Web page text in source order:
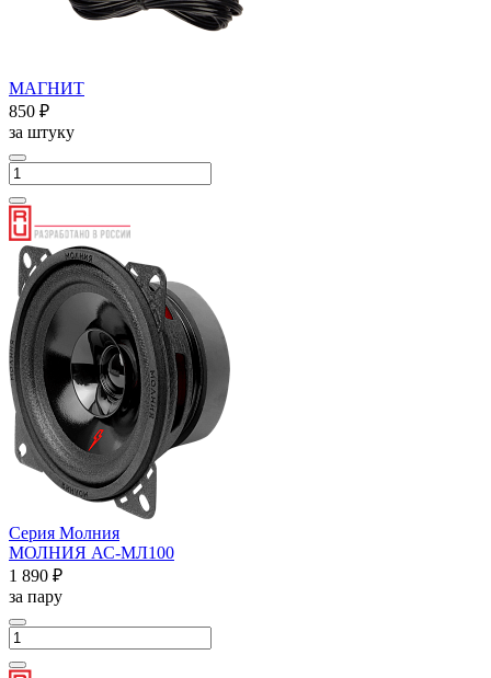
МАГНИТ
850 ₽
за штуку
Серия Молния
МОЛНИЯ АС-МЛ100
1 890 ₽
за пару